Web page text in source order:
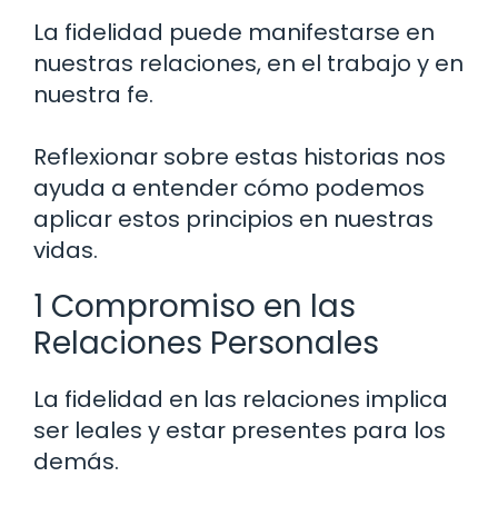
La fidelidad puede manifestarse en
nuestras relaciones, en el trabajo y en
nuestra fe.
Reflexionar sobre estas historias nos
ayuda a entender cómo podemos
aplicar estos principios en nuestras
vidas.
1 Compromiso en las
Relaciones Personales
La fidelidad en las relaciones implica
ser leales y estar presentes para los
demás.